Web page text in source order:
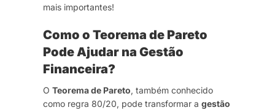
mais importantes!
Como o Teorema de Pareto
Pode Ajudar na Gestão
Financeira?
O Teorema de Pareto, também conhecido
como regra 80/20, pode transformar a gestão